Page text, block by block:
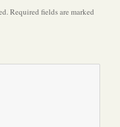
Required fields are marked